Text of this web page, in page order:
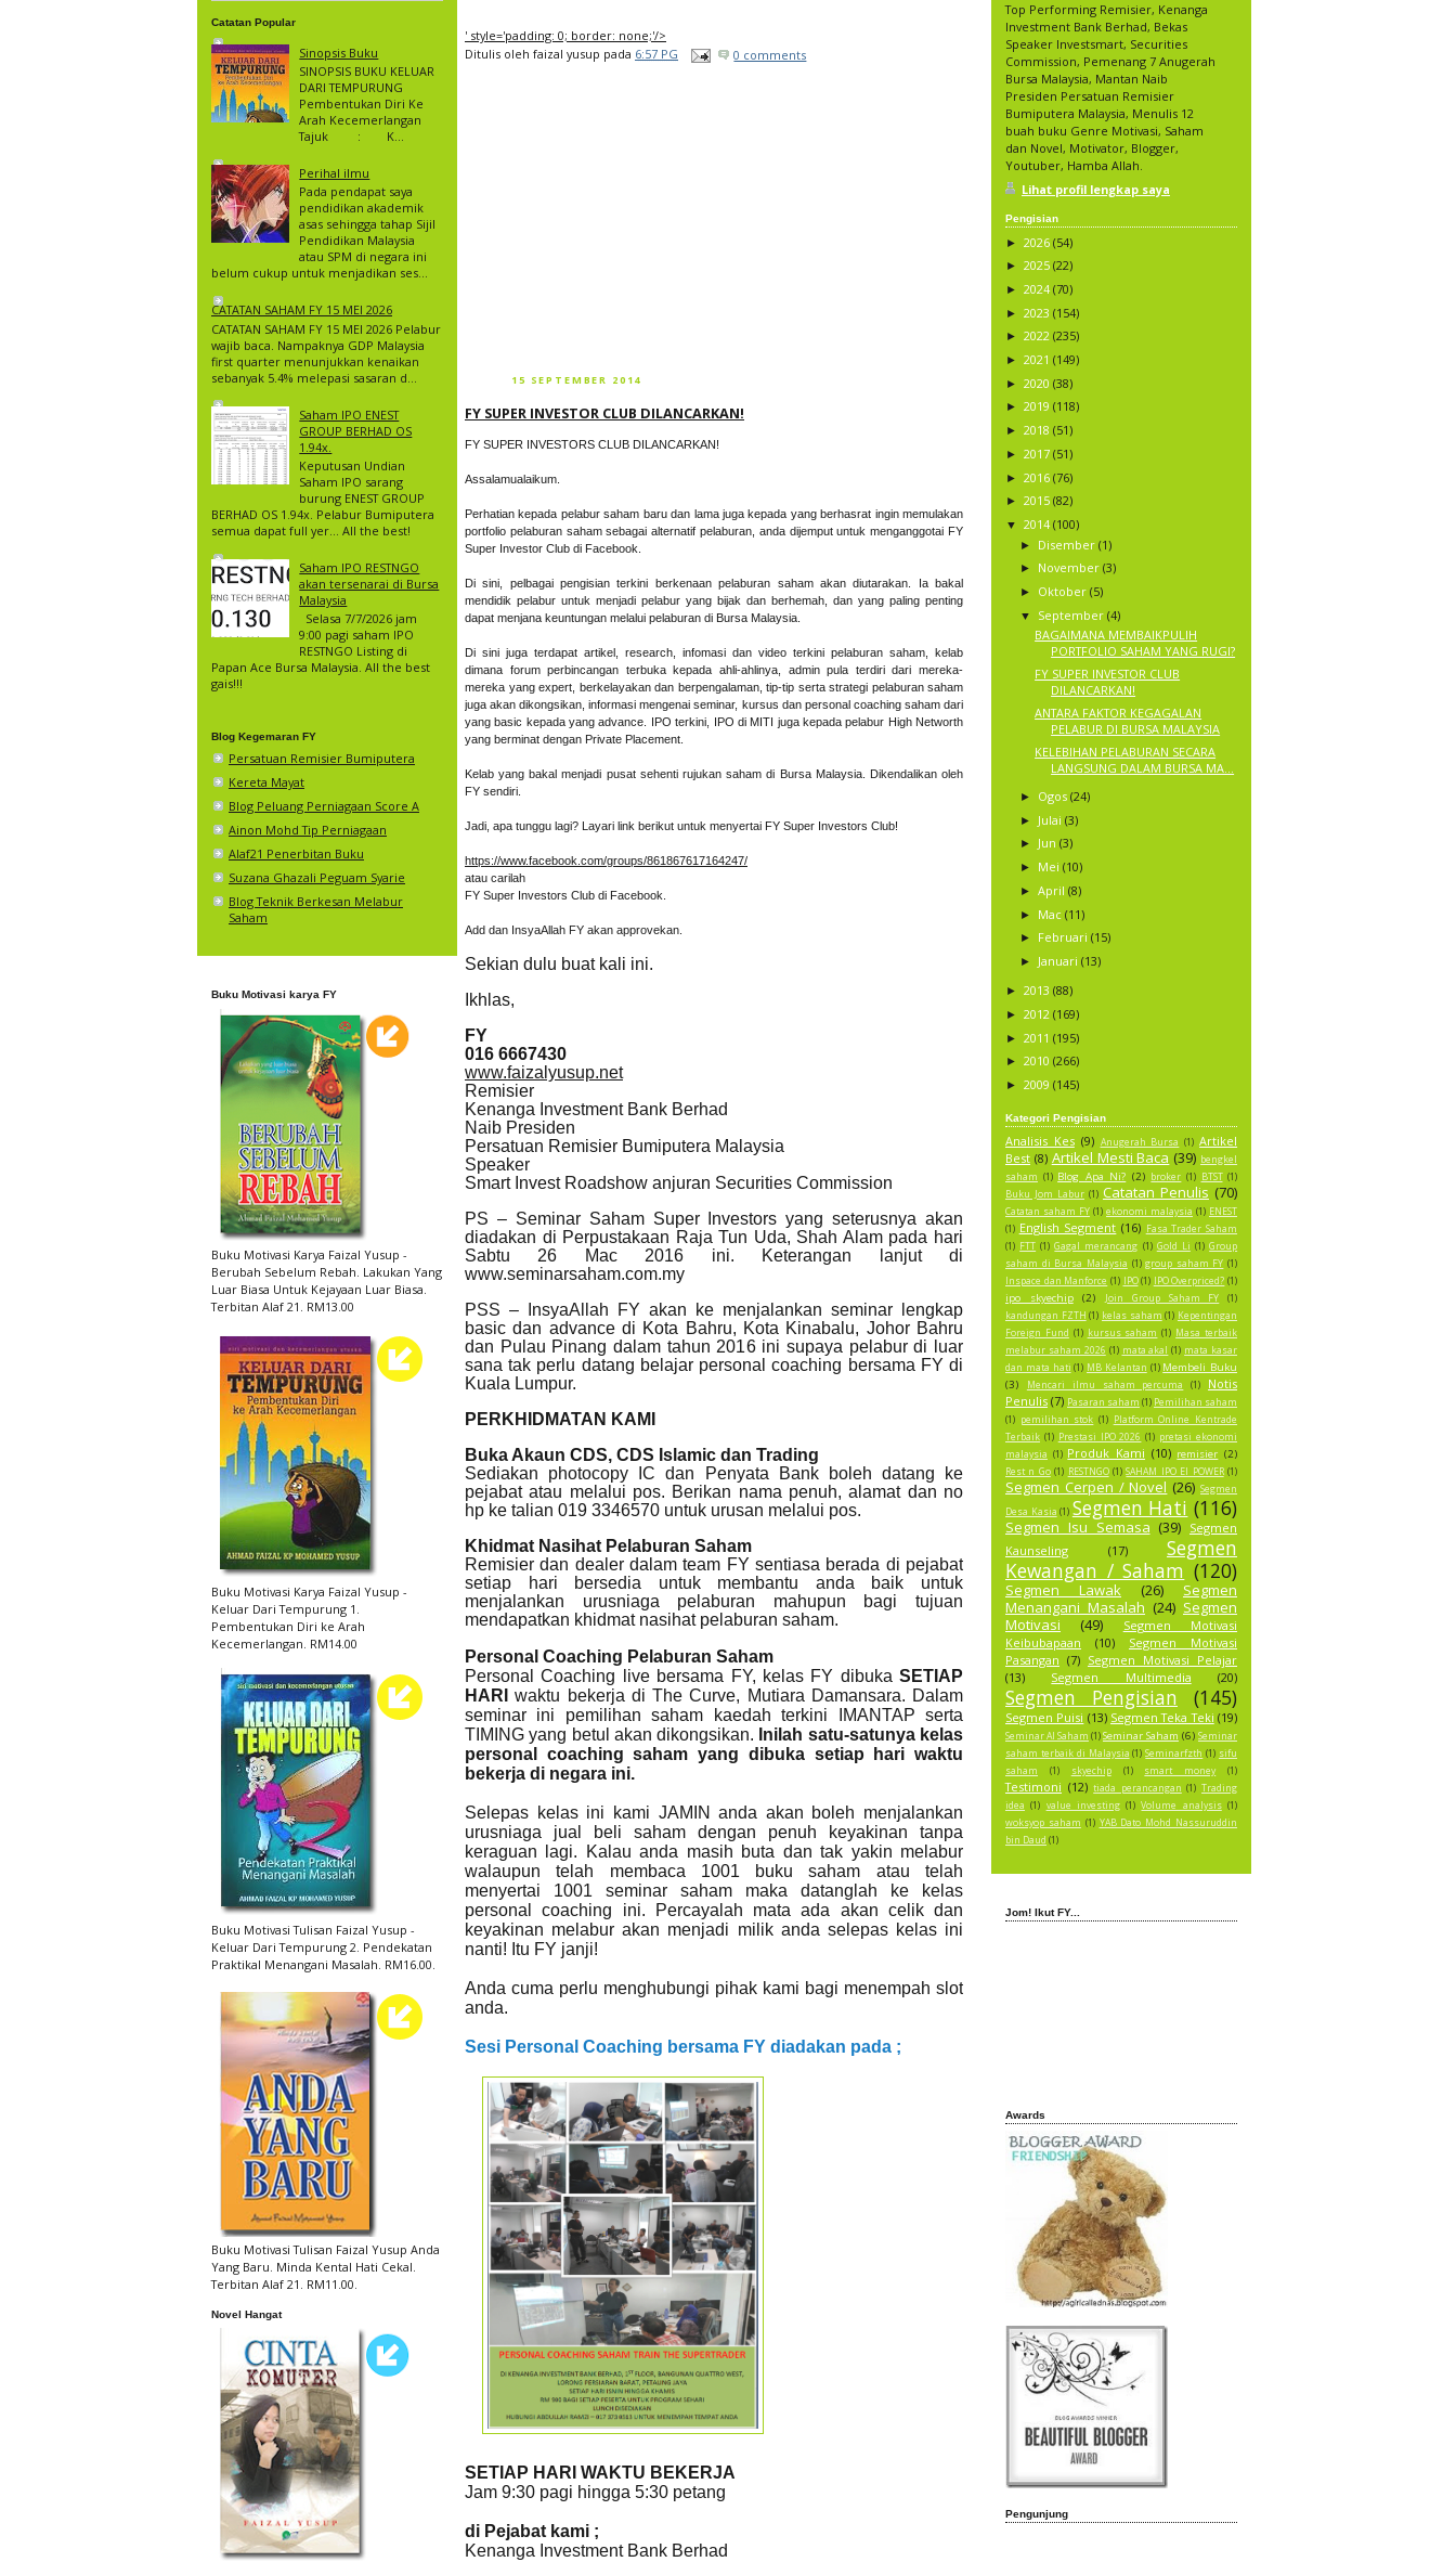
Catatan Popular
Sinopsis Buku
SINOPSIS BUKU KELUAR
DARI TEMPURUNG
Pembentukan Diri Ke
Arah Kecemerlangan
Tajuk : K...
Perihal ilmu
Pada pendapat saya
pendidikan akademik
asas sehingga tahap Sijil
Pendidikan Malaysia
atau SPM di negara ini
belum cukup untuk menjadikan ses...
CATATAN SAHAM FY 15 MEI 2026
CATATAN SAHAM FY 15 MEI 2026 Pelabur
wajib baca. Nampaknya GDP Malaysia
first quarter menunjukkan kenaikan
sebanyak 5.4% melepasi sasaran d...
Saham IPO ENEST
GROUP BERHAD OS
1.94x.
Keputusan Undian
Saham IPO sarang
burung ENEST GROUP
BERHAD OS 1.94x. Pelabur Bumiputera
semua dapat full yer… All the best!
Saham IPO RESTNGO
akan tersenarai di Bursa
Malaysia
Selasa 7/7/2026 jam
9:00 pagi saham IPO
RESTNGO Listing di
Papan Ace Bursa Malaysia. All the best
gais!!!
Blog Kegemaran FY
Persatuan Remisier Bumiputera
Kereta Mayat
Blog Peluang Perniagaan Score A
Ainon Mohd Tip Perniagaan
Alaf21 Penerbitan Buku
Suzana Ghazali Peguam Syarie
Blog Teknik Berkesan Melabur
Saham
Buku Motivasi karya FY
Buku Motivasi Karya Faizal Yusup -
Berubah Sebelum Rebah. Lakukan Yang
Luar Biasa Untuk Kejayaan Luar Biasa.
Terbitan Alaf 21. RM13.00
Buku Motivasi Karya Faizal Yusup -
Keluar Dari Tempurung 1.
Pembentukan Diri ke Arah
Kecemerlangan. RM14.00
Buku Motivasi Tulisan Faizal Yusup -
Keluar Dari Tempurung 2. Pendekatan
Praktikal Menangani Masalah. RM16.00.
Buku Motivasi Tulisan Faizal Yusup Anda
Yang Baru. Minda Kental Hati Cekal.
Terbitan Alaf 21. RM11.00.
Novel Hangat
' style='padding: 0; border: none;'/>
Ditulis oleh faizal yusup pada 6:57 PG 0 comments
15 SEPTEMBER 2014
FY SUPER INVESTOR CLUB DILANCARKAN!
FY SUPER INVESTORS CLUB DILANCARKAN!
Assalamualaikum.
Perhatian kepada pelabur saham baru dan lama juga kepada yang berhasrat ingin memulakan
portfolio pelaburan saham sebagai alternatif pelaburan, anda dijemput untuk menganggotai FY
Super Investor Club di Facebook.
Di sini, pelbagai pengisian terkini berkenaan pelaburan saham akan diutarakan. Ia bakal
mendidik pelabur untuk menjadi pelabur yang bijak dan berhemah, dan yang paling penting
dapat menjana keuntungan melalui pelaburan di Bursa Malaysia.
Di sini juga terdapat artikel, research, infomasi dan video terkini pelaburan saham, kelab
dimana forum perbincangan terbuka kepada ahli-ahlinya, admin pula terdiri dari mereka-
mereka yang expert, berkelayakan dan berpengalaman, tip-tip serta strategi pelaburan saham
juga akan dikongsikan, informasi mengenai seminar, kursus dan personal coaching saham dari
yang basic kepada yang advance. IPO terkini, IPO di MITI juga kepada pelabur High Networth
yang berminat dengan Private Placement.
Kelab yang bakal menjadi pusat sehenti rujukan saham di Bursa Malaysia. Dikendalikan oleh
FY sendiri.
Jadi, apa tunggu lagi? Layari link berikut untuk menyertai FY Super Investors Club!
https://www.facebook.com/groups/861867617164247/
atau carilah
FY Super Investors Club di Facebook.
Add dan InsyaAllah FY akan approvekan.
Sekian dulu buat kali ini.
Ikhlas,
FY
016 6667430
www.faizalyusup.net
Remisier
Kenanga Investment Bank Berhad
Naib Presiden
Persatuan Remisier Bumiputera Malaysia
Speaker
Smart Invest Roadshow anjuran Securities Commission
PS – Seminar Saham Super Investors yang seterusnya akan
diadakan di Perpustakaan Raja Tun Uda, Shah Alam pada hari
Sabtu 26 Mac 2016 ini. Keterangan lanjut di
www.seminarsaham.com.my
PSS – InsyaAllah FY akan ke menjalankan seminar lengkap
basic dan advance di Kota Bahru, Kota Kinabalu, Johor Bahru
dan Pulau Pinang dalam tahun 2016 ini supaya pelabur di luar
sana tak perlu datang belajar personal coaching bersama FY di
Kuala Lumpur.
PERKHIDMATAN KAMI
Buka Akaun CDS, CDS Islamic dan Trading
Sediakan photocopy IC dan Penyata Bank boleh datang ke
pejabat atau melalui pos. Berikan nama penuh, alamat dan no
hp ke talian 019 3346570 untuk urusan melalui pos.
Khidmat Nasihat Pelaburan Saham
Remisier dan dealer dalam team FY sentiasa berada di pejabat
setiap hari bersedia untuk membantu anda baik untuk
menjalankan urusniaga pelaburan mahupun bagi tujuan
mendapatkan khidmat nasihat pelaburan saham.
Personal Coaching Pelaburan Saham
Personal Coaching live bersama FY, kelas FY dibuka SETIAP
HARI
waktu bekerja di The Curve, Mutiara Damansara. Dalam
seminar ini pemilihan saham kaedah terkini IMANTAP serta
TIMING yang betul akan dikongsikan. Inilah satu-satunya kelas
personal coaching saham yang dibuka setiap hari waktu
bekerja di negara ini.
Selepas kelas ini kami JAMIN anda akan boleh menjalankan
urusniaga jual beli saham dengan penuh keyakinan tanpa
keraguan lagi. Kalau anda masih buta dan tak yakin melabur
walaupun telah membaca 1001 buku saham atau telah
menyertai 1001 seminar saham maka datanglah ke kelas
personal coaching ini. Percayalah mata ada akan celik dan
keyakinan melabur akan menjadi milik anda selepas kelas ini
nanti! Itu FY janji!
Anda cuma perlu menghubungi pihak kami bagi menempah slot
anda.
Sesi Personal Coaching bersama FY diadakan pada ;
SETIAP HARI WAKTU BEKERJA
Jam 9:30 pagi hingga 5:30 petang
di Pejabat kami ;
Kenanga Investment Bank Berhad
Top Performing Remisier, Kenanga
Investment Bank Berhad, Bekas
Speaker Investsmart, Securities
Commission, Pemenang 7 Anugerah
Bursa Malaysia, Mantan Naib
Presiden Persatuan Remisier
Bumiputera Malaysia, Menulis 12
buah buku Genre Motivasi, Saham
dan Novel, Motivator, Blogger,
Youtuber, Hamba Allah.
Lihat profil lengkap saya
Pengisian
► 2026 (54)
► 2025 (22)
► 2024 (70)
► 2023 (154)
► 2022 (235)
► 2021 (149)
► 2020 (38)
► 2019 (118)
► 2018 (51)
► 2017 (51)
► 2016 (76)
► 2015 (82)
▼ 2014 (100)
► Disember (1)
► November (3)
► Oktober (5)
▼ September (4)
BAGAIMANA MEMBAIKPULIH
PORTFOLIO SAHAM YANG RUGI?
FY SUPER INVESTOR CLUB
DILANCARKAN!
ANTARA FAKTOR KEGAGALAN
PELABUR DI BURSA MALAYSIA
KELEBIHAN PELABURAN SECARA
LANGSUNG DALAM BURSA MA...
► Ogos (24)
► Julai (3)
► Jun (3)
► Mei (10)
► April (8)
► Mac (11)
► Februari (15)
► Januari (13)
► 2013 (88)
► 2012 (169)
► 2011 (195)
► 2010 (266)
► 2009 (145)
Kategori Pengisian
Analisis Kes (9) Anugerah Bursa (1) Artikel
Best (8) Artikel Mesti Baca (39) bengkel
saham (1) Blog Apa Ni? (2) broker (1) BTST (1)
Buku Jom Labur (1) Catatan Penulis (70)
Catatan saham FY (1) ekonomi malaysia (1) ENEST
(1) English Segment (16) Fasa Trader Saham
(1) FTT (1) Gagal merancang (1) Gold Li (1) Group
saham di Bursa Malaysia (1) group saham FY (1)
Inspace dan Manforce (1) IPO (1) IPO Overpriced? (1)
ipo skyechip (2) Join Group Saham FY
(1)
kandungan FZTH (1) kelas saham (1) Kepentingan
Foreign Fund (1) kursus saham (1) Masa terbaik
melabur saham 2026 (1) mata akal (1) mata kasar
dan mata hati (1) MB Kelantan (1) Membeli Buku
(3)
Mencari ilmu saham percuma (1)
Notis
Penulis (7) Pasaran saham (1) Pemilihan saham
(1) pemilihan stok (1) Platform Online Kentrade
Terbaik (1) Prestasi IPO 2026 (1) pretasi ekonomi
malaysia (1) Produk Kami (10) remisier (2)
Rest n Go (1) RESTNGO (1) SAHAM IPO EI POWER (1)
Segmen Cerpen / Novel (26) Segmen
Desa Kasia (1) Segmen Hati (116)
Segmen Isu Semasa (39) Segmen
Kaunseling
(17)
Segmen
Kewangan / Saham (120)
Segmen Lawak (26)
Segmen
Menangani Masalah (24) Segmen
Motivasi
(49)
Segmen Motivasi
Keibubapaan
(10)
Segmen Motivasi
Pasangan (7) Segmen Motivasi Pelajar
(13)
Segmen Multimedia (20)
Segmen Pengisian (145)
Segmen Puisi (13) Segmen Teka Teki (19)
Seminar AI Saham (1)Seminar Saham (6) Seminar
saham terbaik di Malaysia (1) Seminarfzth (1) sifu
saham
(1) skyechip (1) smart money (1)
Testimoni (12) tiada perancangan (1) Trading
idea (1) value investing (1) Volume analysis (1)
woksyop saham (1) YAB Dato Mohd Nassuruddin
bin Daud (1)
Jom! Ikut FY...
Awards
Pengunjung